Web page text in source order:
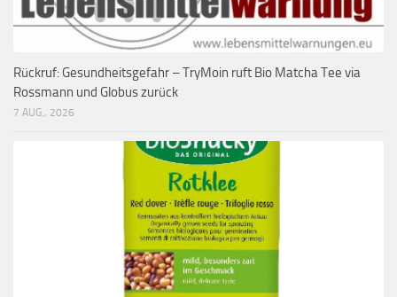
Rückruf: Gesundheitsgefahr – TryMoin ruft Bio Matcha Tee via
Rossmann und Globus zurück
7 AUG., 2026